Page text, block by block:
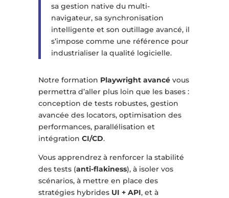
sa gestion native du multi-
navigateur, sa synchronisation
intelligente et son outillage avancé, il
s’impose comme une référence pour
industrialiser la qualité logicielle.
Notre formation Playwright avancévous
permettra d’aller plus loin que les bases :
conception de tests robustes, gestion
avancée des locators, optimisation des
performances, parallélisation et
intégration CI/CD.
Vous apprendrez à renforcer la stabilité
des tests (anti-flakiness), à isoler vos
scénarios, à mettre en place des
stratégies hybrides UI + API, et à